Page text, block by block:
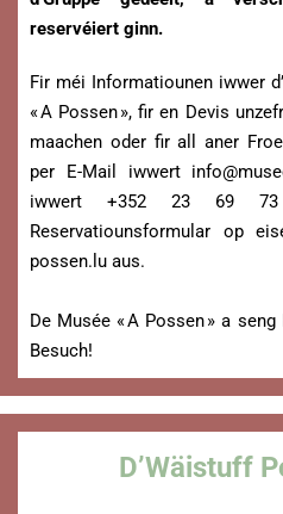
reservéiert ginn.
Fir méi Informatiounen iwwer
« A Possen », fir en Devis
maachen oder fir all aner
per E-Mail iwwert
iwwert +352 23 69
Reservatiounsformular op
possen.lu aus.
De Musée « A Possen » a
Besuch!
D’Wäistuff